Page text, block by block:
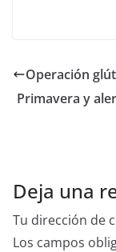
Operación
Primavera y
Deja una
Tu dirección de
Los campos